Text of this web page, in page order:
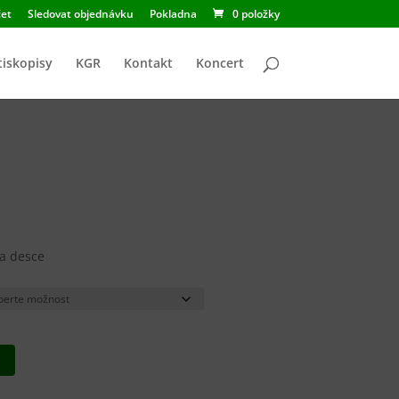
Sledovat objednávku Pokladna 0 položky
KGR Kontakt Koncert
desce